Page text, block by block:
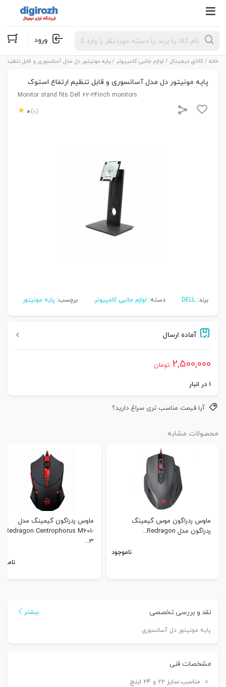
Products
search ورود
خانه /کالای دیجیتال / لوازم جانبی کامپیوتر / پایه مونیتور دل مدل آسانسوری و قابل تنظیم
پایه مونیتور دل مدل آسانسوری و قابل تنظیم ارتفاع استوک
Monitor stand fits Dell 22-24inch monitors
0 (0)
برند: DELL دسته: لوازم جانبی کامپیوتر برچسب: پایه مونیتور
آماده ارسال
2,500,000 تومان
1 در انبار
آیا قیمت مناسب تری سراغ دارید؟
محصولات مشابه
ماوس ردراگون موس گیمینگ
ردراگون مدل Redragon...
ناموجود
ماوس ردراگون گیمینگ مدل
Redragon Centrophorus M601-
3...
نقد و بررسی تخصصی بیشتر
پایه مونیتور دل آسانسوری
مشخصات فنی
مناسب:سایز 22 و 24 اینچ